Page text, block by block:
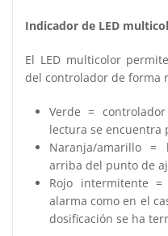
Indicador de LED
El LED multicolor
del controlador de forma
Verde =
lectura se encuentra
Naranja/amarillo
arriba del punto de
Rojo intermitente
alarma como en el
dosificación se ha